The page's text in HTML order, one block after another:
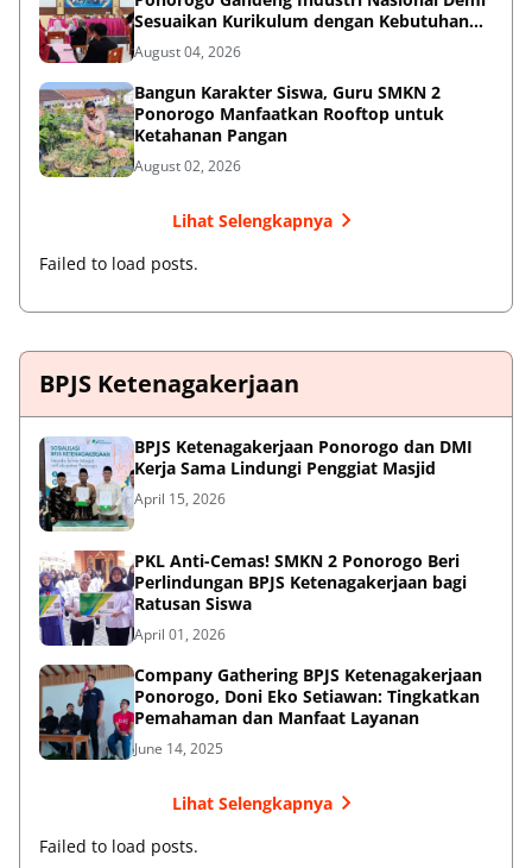
Sesuaikan Kurikulum dengan Kebutuhan
Dunia Kerja
August 04, 2026
Bangun Karakter Siswa, Guru SMKN 2
Ponorogo Manfaatkan Rooftop untuk
Ketahanan Pangan
August 02, 2026
Lihat Selengkapnya
Failed to load posts.
BPJS Ketenagakerjaan
BPJS Ketenagakerjaan Ponorogo dan DMI
Kerja Sama Lindungi Penggiat Masjid
April 15, 2026
PKL Anti-Cemas! SMKN 2 Ponorogo Beri
Perlindungan BPJS Ketenagakerjaan bagi
Ratusan Siswa
April 01, 2026
Company Gathering BPJS Ketenagakerjaan
Ponorogo, Doni Eko Setiawan: Tingkatkan
Pemahaman dan Manfaat Layanan
June 14, 2025
Lihat Selengkapnya
Failed to load posts.